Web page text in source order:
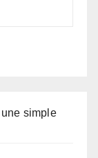
une simple